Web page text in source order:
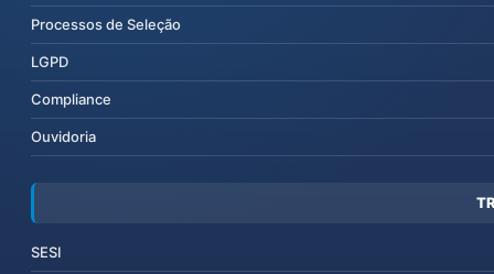
Processos de Seleção
LGPD
Compliance
Ouvidoria
SESI